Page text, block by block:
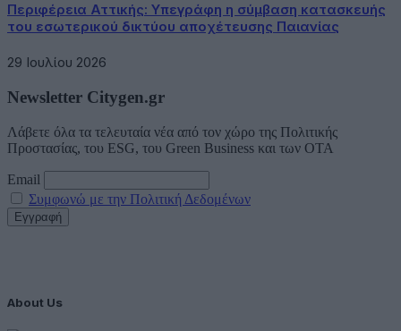
Περιφέρεια Αττικής: Υπεγράφη η σύμβαση κατασκευής
του εσωτερικού δικτύου αποχέτευσης Παιανίας
29 Ιουλίου 2026
Newsletter Citygen.gr
Λάβετε όλα τα τελευταία νέα από τον χώρο της Πολιτικής
Προστασίας, του ESG, του Green Business και των ΟΤΑ
Email
Συμφωνώ με την Πολιτική Δεδομένων
About Us